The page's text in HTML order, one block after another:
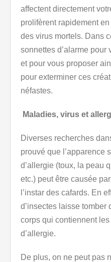
affectent directement
prolifèrent rapidement
des virus mortels. Dans
sonnettes d’alarme pour
et pour vous proposer
pour exterminer ces
néfastes.
Maladies, virus et
Diverses recherches
prouvé que l’apparence
d’allergie (toux, la peau
etc.) peut être causée
l’instar des cafards. En
d’insectes laisse
corps qui contiennent
d’allergie.
De plus, on ne peut pas